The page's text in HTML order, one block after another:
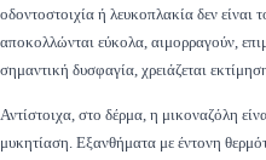
οδοντοστοιχία ή λευκοπλακία δεν είναι
αποκολλώνται εύκολα, αιμορραγούν,
σημαντική δυσφαγία, χρειάζεται
Αντίστοιχα, στο δέρμα, η μικοναζόλη
μυκητίαση. Εξανθήματα με έντονη